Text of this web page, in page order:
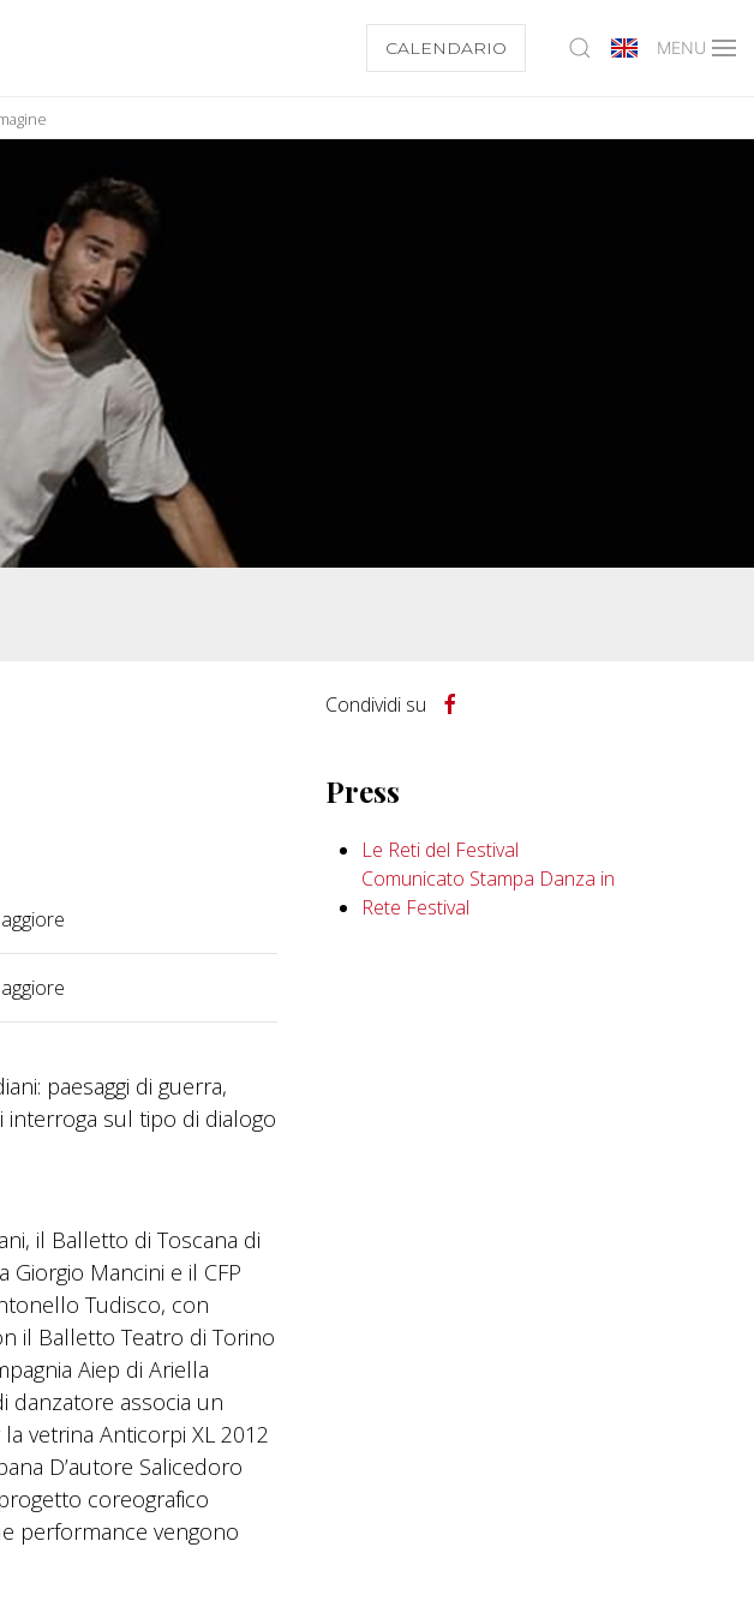
CALENDARIO MENU
paesaggi di guerra,
interroga sul tipo di dialogo
il Balletto di Toscana di
Mancini e il CFP
Tudisco, con
il Balletto Teatro di Torino
Aiep di Ariella
danzatore associa un
vetrina Anticorpi XL 2012
D’autore Salicedoro
coreografico
performance vengono
Condividi su
Press
Le Reti del Festival
Comunicato Stampa Danza in
Rete Festival